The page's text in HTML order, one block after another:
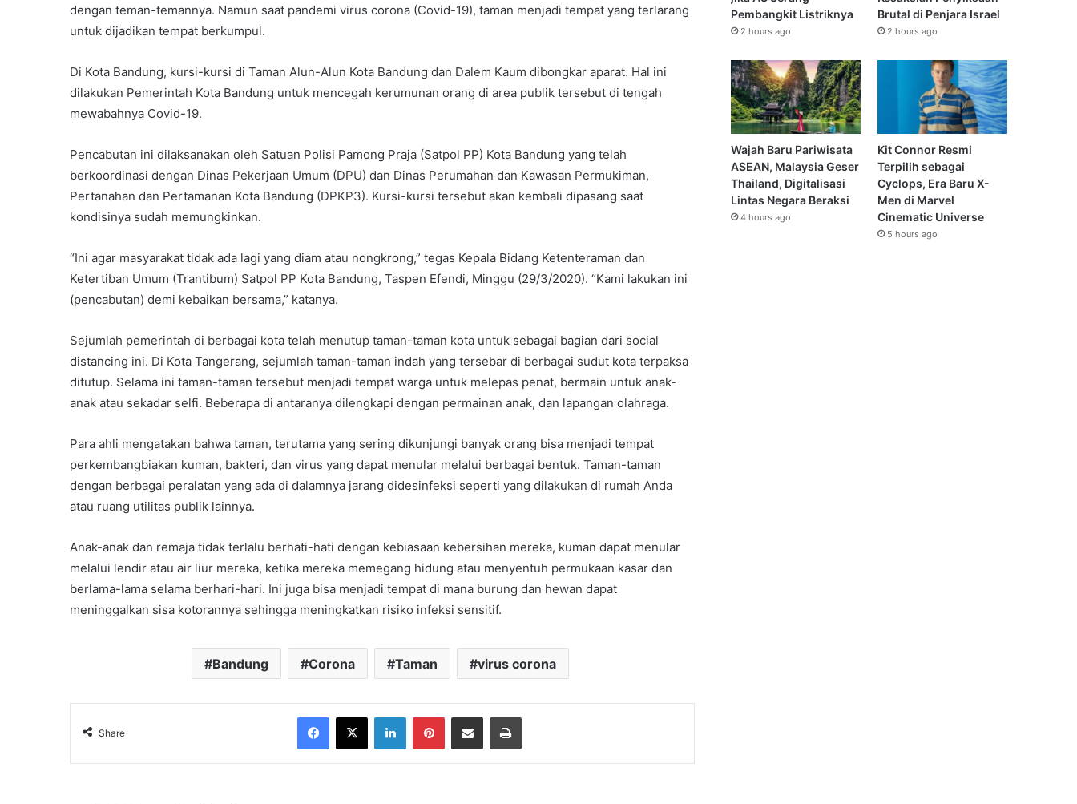
dengan teman-temannya. Namun saat pandemi virus corona (Covid-19), taman menjadi tempat yang terlarang
untuk dijadikan tempat berkumpul.
Di Kota Bandung, kursi-kursi di Taman Alun-Alun Kota Bandung dan Dalem Kaum dibongkar aparat. Hal ini
dilakukan Pemerintah Kota Bandung untuk mencegah kerumunan orang di area publik tersebut di tengah
mewabahnya Covid-19.
Pencabutan ini dilaksanakan oleh Satuan Polisi Pamong Praja (Satpol PP) Kota Bandung yang telah
berkoordinasi dengan Dinas Pekerjaan Umum (DPU) dan Dinas Perumahan dan Kawasan Permukiman,
Pertanahan dan Pertamanan Kota Bandung (DPKP3). Kursi-kursi tersebut akan kembali dipasang saat
kondisinya sudah memungkinkan.
“Ini agar masyarakat tidak ada lagi yang diam atau nongkrong,” tegas Kepala Bidang Ketenteraman dan
Ketertiban Umum (Trantibum) Satpol PP Kota Bandung, Taspen Efendi, Minggu (29/3/2020). “Kami lakukan ini
(pencabutan) demi kebaikan bersama,” katanya.
Sejumlah pemerintah di berbagai kota telah menutup taman-taman kota untuk sebagai bagian dari social
distancing ini. Di Kota Tangerang, sejumlah taman-taman indah yang tersebar di berbagai sudut kota terpaksa
ditutup. Selama ini taman-taman tersebut menjadi tempat warga untuk melepas penat, bermain untuk anak-
anak atau sekadar selfi. Beberapa di antaranya dilengkapi dengan permainan anak, dan lapangan olahraga.
Para ahli mengatakan bahwa taman, terutama yang sering dikunjungi banyak orang bisa menjadi tempat
perkembangbiakan kuman, bakteri, dan virus yang dapat menular melalui berbagai bentuk. Taman-taman
dengan berbagai peralatan yang ada di dalamnya jarang didesinfeksi seperti yang dilakukan di rumah Anda
atau ruang utilitas publik lainnya.
Anak-anak dan remaja tidak terlalu berhati-hati dengan kebiasaan kebersihan mereka, kuman dapat menular
melalui lendir atau air liur mereka, ketika mereka memegang hidung atau menyentuh permukaan kasar dan
berlama-lama selama berhari-hari. Ini juga bisa menjadi tempat di mana burung dan hewan dapat
meninggalkan sisa kotorannya sehingga meningkatkan risiko infeksi sensitif.
Bandung Corona Taman virus corona
Share
Facebook
X LinkedInPinterestShare via Email Print
Pembangkit Listriknya
2 hours ago
Brutal di Penjara Israel
2 hours ago
Wajah Baru Pariwisata
ASEAN, Malaysia Geser
Thailand, Digitalisasi
Lintas Negara Beraksi
4 hours ago
Kit Connor Resmi
Terpilih sebagai
Cyclops, Era Baru X-
Men di Marvel
Cinematic Universe
5 hours ago